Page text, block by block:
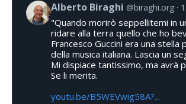
Alberto Biraghi @biraghi.org
"Quando morirò seppellitemi in
ridare alla terra quello che ho
Francesco Guccini era una
della musica italiana. Lascia un
Mi dispiace tantissimo, ma avrà
Se li merita.
youtu.be/B5WEVwig58A?...